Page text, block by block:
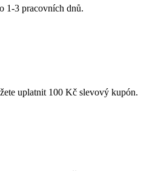
1-3 pracovních dnů.
uplatnit 100 Kč slevový kupón.